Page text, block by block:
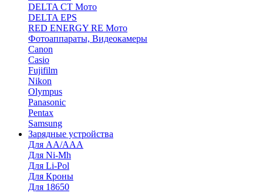
DELTA CT Мото
DELTA EPS
RED ENERGY RE Мото
Фотоаппараты, Видеокамеры
Canon
Casio
Fujifilm
Nikon
Olympus
Panasonic
Pentax
Samsung
Зарядные устройства
Для AA/AAA
Для Ni-Mh
Для Li-Pol
Для Кроны
Для 18650